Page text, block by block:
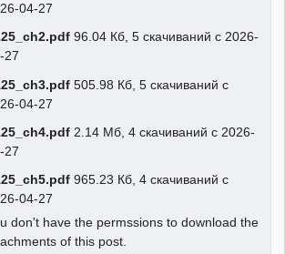
04-27
96.04 Кб, 5 скачиваний с 2026-
27
505.98 Кб, 5 скачиваний с
04-27
2.14 Мб, 4 скачиваний с 2026-
27
965.23 Кб, 4 скачиваний с
04-27
don't have the permssions to download the
of this post.